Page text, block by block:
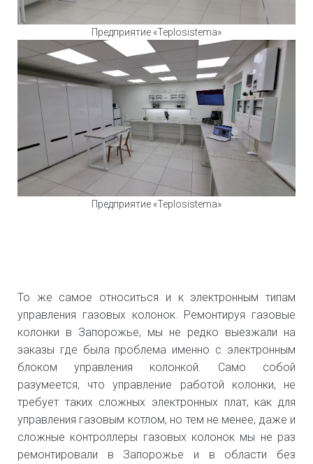
Предприятие «Teplosistema»
Предприятие «Teplosistema»
То же самое относиться и к электронным типам
управления газовых колонок. Ремонтируя газовые
колонки в Запорожье, мы не редко выезжали на
заказы где была проблема именно с электронным
блоком управления колонкой. Само собой
разумеется, что управление работой колонки, не
требует таких сложных электронных плат, как для
управления газовым котлом, но тем не менее, даже и
сложные контроллеры газовых колонок мы не раз
ремонтировали в Запорожье и в области без